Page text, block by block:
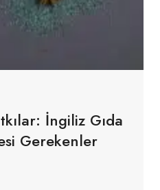
İngiliz Gıda
Gerekenler